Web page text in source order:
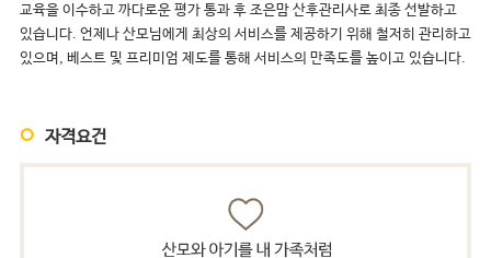
교육을 이수하고 까다로운 평가 통과 후 조은맘 산후관리사로 최종 선발하고
있습니다. 언제나 산모님에게 최상의 서비스를 제공하기 위해 철저히 관리하고
있으며, 베스트 및 프리미엄 제도를 통해 서비스의 만족도를 높이고 있습니다.
자격요건